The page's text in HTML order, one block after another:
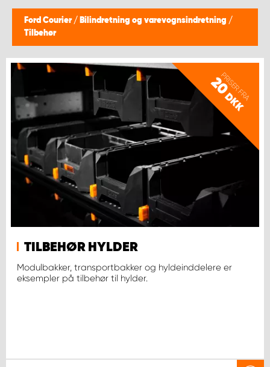
Ford Courier / Bilindretning og varevognsindretning /
Tilbehør
PRISER FRA
20
DKK
TILBEHØR HYLDER
Modulbakker, transportbakker og hyldeinddelere er
eksempler på tilbehør til hylder.